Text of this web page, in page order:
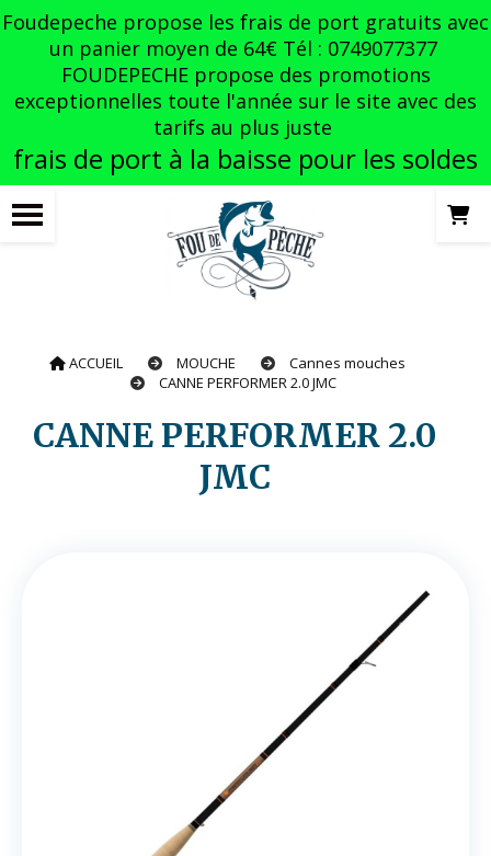
Foudepeche propose les frais de port gratuits avec
un panier moyen de 64€ Tél : 0749077377
FOUDEPECHE propose des promotions
exceptionnelles toute l'année sur le site avec des
tarifs au plus juste
frais de port à la baisse pour les soldes
ACCUEIL MOUCHE
Cannes mouches
CANNE PERFORMER 2.0 JMC
CANNE PERFORMER 2.0
JMC